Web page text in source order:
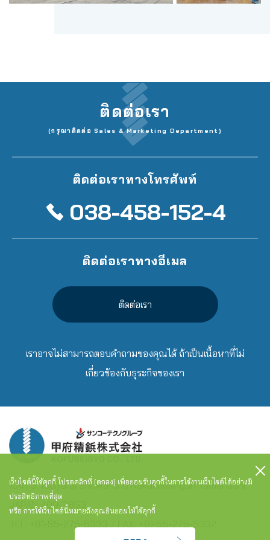
ติดต่อเรา
(กรุณาติดต่อ Sales & Marketing Department)
ติดต่อเราทางโทรศัพท์
038-458-152-4
ติดต่อเราทางอีเมล
ติดต่อเรา
เราอาจไม่สามารถตอบคำถามของคุณได้ ถ้าเป็นเนื้อหาที่ไม่
เกี่ยวข้องกับธุระกิจของเรา
1641-3 Tsuijiarai Showa-cho Nakakoma-gun Yamanashi
JAPAN 409-3853
เว็บไซต์นี้ใช้คุกกี้ โปรดคลิกที่ [ตกลง] เพื่อยอมรับคุกกี้ในการใช้งานเว็บไชต์ได้อย่างมี
ประสิทธิภาพที่สุด
หรือ การใช้เว็บไซต์นี้หมายถึงคุณยินยอมให้ใช้คุกกี้